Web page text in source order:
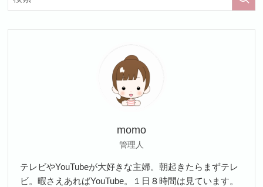
momo
管理人
テレビやYouTubeが大好きな主婦。朝起きたらまずテレ
ビ。暇さえあればYouTube。１日８時間は見ています。